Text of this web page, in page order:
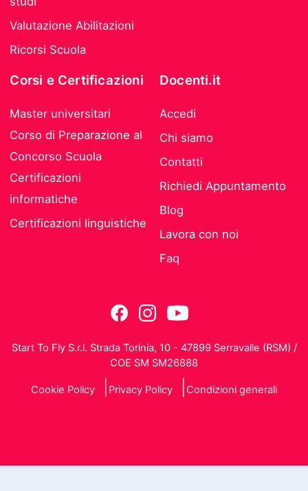
Valutazione Abilitazioni
Ricorsi Scuola
Corsi e Certificazioni
Master universitari
Corso di Preparazione al
Concorso Scuola
Certificazioni
informatiche
Certificazioni linguistiche
Docenti.it
Accedi
Chi siamo
Contatti
Richiedi Appuntamento
Blog
Lavora con noi
Faq
Start To Fly S.r.l. Strada Torinia, 10 - 47899 Serravalle (RSM) /
COE SM SM26888
Cookie Policy Privacy Policy Condizioni generali